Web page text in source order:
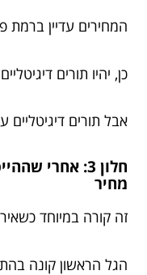
המחירים עדיין ברמת
כן, יהיו תורים
אבל תורים דיגיטליים
חלון 3: אחרי
מחיר
זה קורה במיוחד
הגל הראשון קונה